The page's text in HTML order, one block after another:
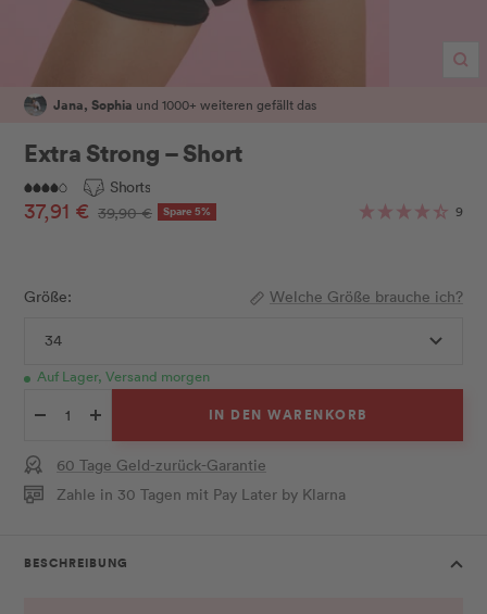
Jana, Sophia und 1000+ weiteren gefällt das
Extra Strong – Short
Shorts
Angebotspreis
37,91 € Regulärer
39,90 € Spare 5% 9
Größe: Welche Größe brauche ich?
34
Auf Lager, Versand morgen
Menge
Menge
IN DEN WARENKORB
60 Tage Geld-zurück-Garantie
Zahle in 30 Tagen mit Pay Later by Klarna
BESCHREIBUNG